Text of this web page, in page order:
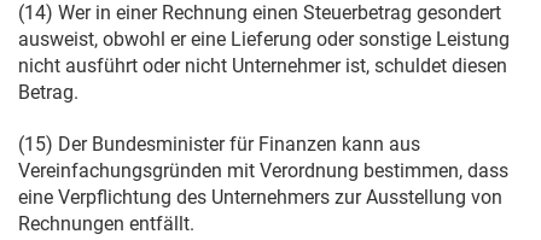
(14) Wer in einer Rechnung einen Steuerbetrag gesondert
ausweist, obwohl er eine Lieferung oder sonstige Leistung
nicht ausführt oder nicht Unternehmer ist, schuldet diesen
Betrag.
(15) Der Bundesminister für Finanzen kann aus
Vereinfachungsgründen mit Verordnung bestimmen, dass
eine Verpflichtung des Unternehmers zur Ausstellung von
Rechnungen entfällt.